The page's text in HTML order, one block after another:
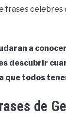
frases
a
descubrir
que todos
de